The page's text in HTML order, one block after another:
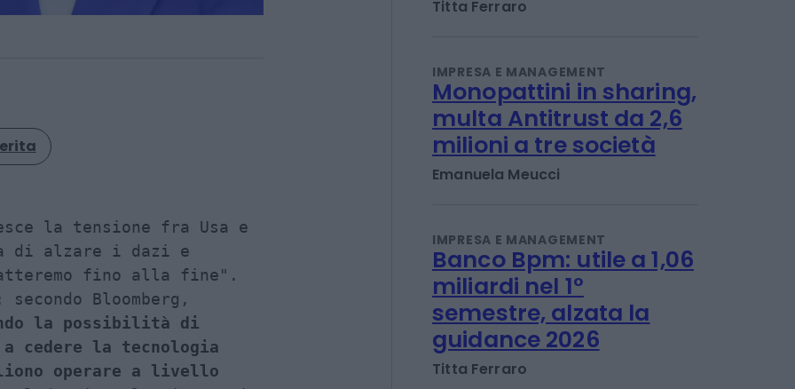
la tensione fra Usa e
di alzare i dazi e
fino alla fine".
Intanto si muove anche l'Ue: secondo Bloomberg,
IMPRESA E MANAGEMENT
Titta Ferraro
IMPRESA E MANAGEMENT
Monopattini in sharing,
Emanuela Meucci
IMPRESA E MANAGEMENT
Banco Bpm: utile a 1,06
miliardi nel 1°